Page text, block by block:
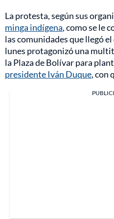
La protesta, según sus
minga indígena, como se le
las comunidades que llegó
lunes protagonizó una
la Plaza de Bolívar para
presidente Iván Duque, con